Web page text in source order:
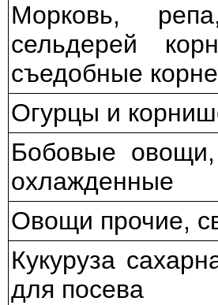
Морковь,
сельдерей
съедобные
Огурцы и
Бобовые
охлажденные
Овощи прочие,
Кукуруза
для посева